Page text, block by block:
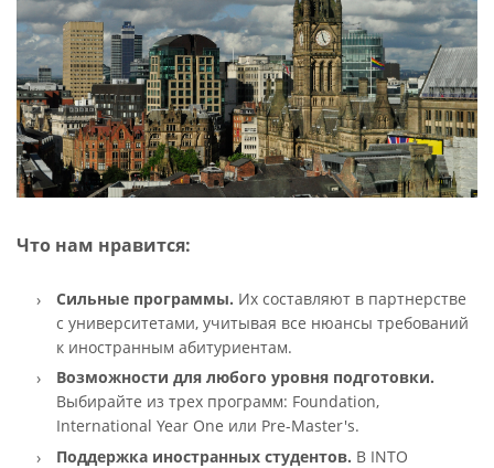
Что нам нравится:
Сильные программы. Их составляют в партнерстве
с университетами, учитывая все нюансы требований
к иностранным абитуриентам.
Возможности для любого уровня подготовки.
Выбирайте из трех программ: Foundation,
International Year One или Pre-Master's.
Поддержка иностранных студентов. В INTO